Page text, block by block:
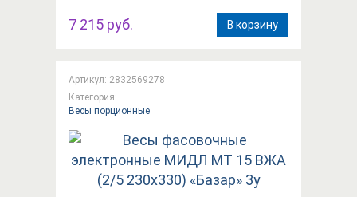
7 215 руб. В корзину
Артикул: 2832569278
Категория:
Весы порционные